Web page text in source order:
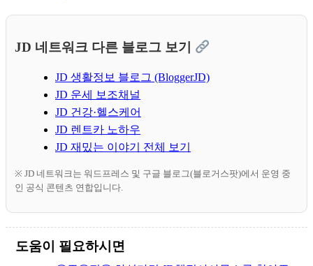
JD 네트워크 다른 블로그 보기
JD 생활정보 블로그 (BloggerJD)
JD 운세 보조채널
JD 건강·헬스케어
JD 렌트카 노하우
JD 재밌는 이야기 전체 보기
※ JD 네트워크는 워드프레스 및 구글 블로그(블로거스팟)에서 운영 중
인 공식 콘텐츠 연합입니다.
도움이 필요하시면